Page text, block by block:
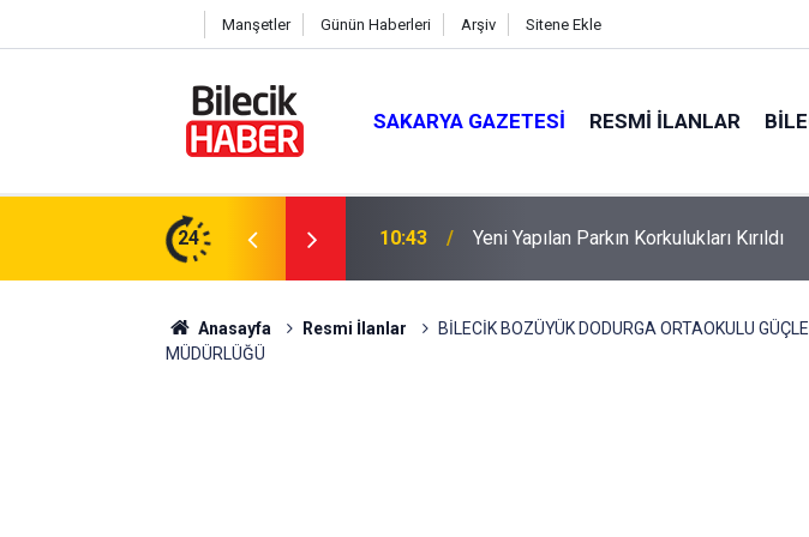
Manşetler Günün Haberleri Arşiv Sitene Ekle
SAKARYA GAZETESI RESMI İLANLAR
24 10:00 AK Parti'den Vefa Mevlidi
Anasayfa Resmi İlanlar
BİLECİK BOZÜYÜK DODURGA ORTAOKULU
MÜDÜRLÜĞÜ